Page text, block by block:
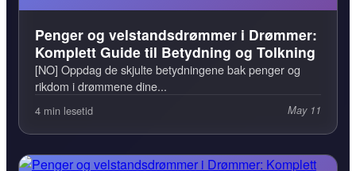
Penger og velstandsdrømmer i Drømmer:
Komplett Guide til Betydning og Tolkning
[NO] Oppdag de skjulte betydningene bak penger og
rikdom i drømmene dine...
4 min lesetid May 11